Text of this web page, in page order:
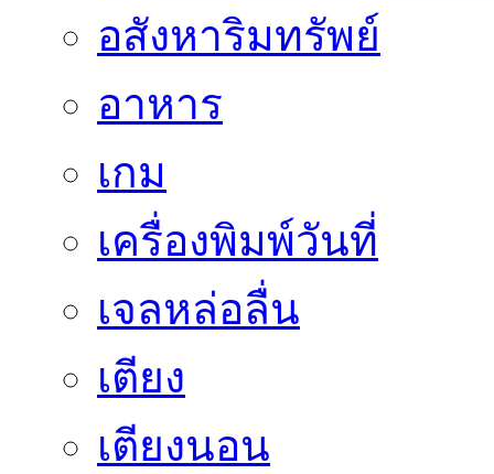
อสังหาริมทรัพย์
อาหาร
เกม
เครื่องพิมพ์วันที่
เจลหล่อลื่น
เตียง
เตียงนอน